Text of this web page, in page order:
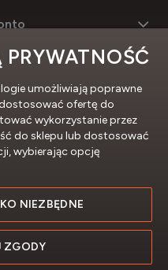
internetowe
umożliwiają poprawne
ofertę do
wykorzystanie przez
do sklepu lub dostosować
wybierając opcję
NIEZBĘDNE
ZGODY